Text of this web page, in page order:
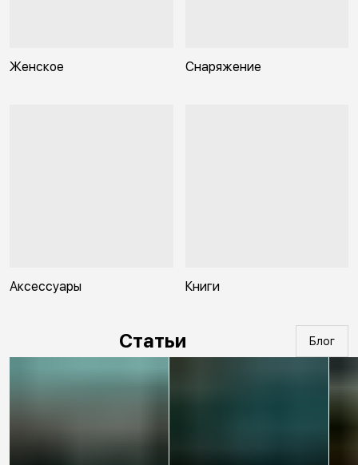
Женское Снаряжение
Аксессуары Книги
Статьи Блог